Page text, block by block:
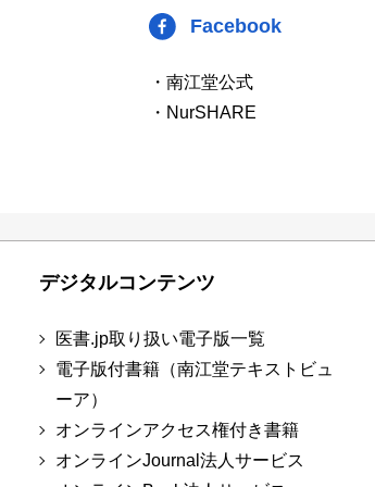
Facebook
・南江堂公式
・NurSHARE
デジタルコンテンツ
医書.jp取り扱い電子版一覧
電子版付書籍（南江堂テキストビュ
ーア）
オンラインアクセス権付き書籍
オンラインJournal法人サービス